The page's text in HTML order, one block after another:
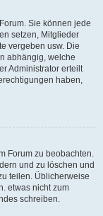
Sie können jede
setzen, Mitglieder
vergeben usw. Die
abhängig, welche
Administrator erteilt
haben,
Forum zu beobachten.
und zu löschen und
teilen. Üblicherweise
etwas nicht zum
schreiben.